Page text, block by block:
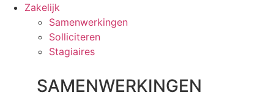
Zakelijk
Samenwerkingen
Solliciteren
Stagiaires
SAMENWERKINGEN